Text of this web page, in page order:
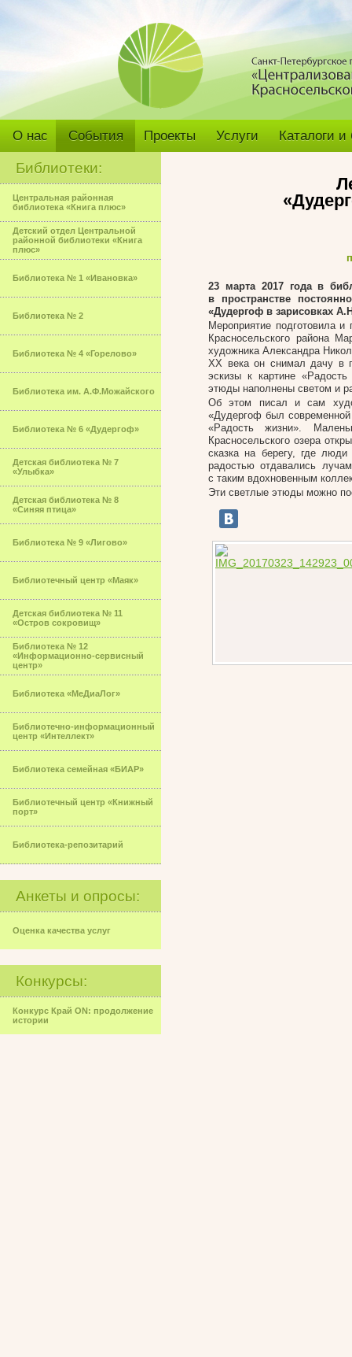
О нас События Проекты Услуги Каталоги
Библиотеки:
Центральная районная
библиотека «Книга плюс»
Детский отдел Центральной
районной библиотеки «Книга
плюс»
Библиотека № 1 «Ивановка»
Библиотека № 2
Библиотека № 4 «Горелово»
Библиотека им. А.Ф.Можайского
Библиотека № 6 «Дудергоф»
Детская библиотека № 7
«Улыбка»
Детская библиотека № 8
«Синяя птица»
Библиотека № 9 «Лигово»
Библиотечный центр «Маяк»
Детская библиотека № 11
«Остров сокровищ»
Библиотека № 12
«Информационно-сервисный
центр»
Библиотека «МеДиаЛог»
Библиотечно-информационный
центр «Интеллект»
Библиотека семейная «БИАР»
Библиотечный центр «Книжный
порт»
Библиотека-репозитарий
Анкеты и опросы:
Оценка качества услуг
Конкурсы:
Конкурс Край ON: продолжение
истории
23 марта 2017 года в
в пространстве
«Дудергоф в зарисовках
Мероприятие подготовила
Красносельского района
художника Александра
XX века он снимал дачу в
эскизы к картине
этюды наполнены светом и
Об этом писал и сам
«Дудергоф был
«Радость жизни».
Красносельского озера
сказка на берегу, где
радостью отдавались
с таким вдохновенным
Эти светлые этюды можно